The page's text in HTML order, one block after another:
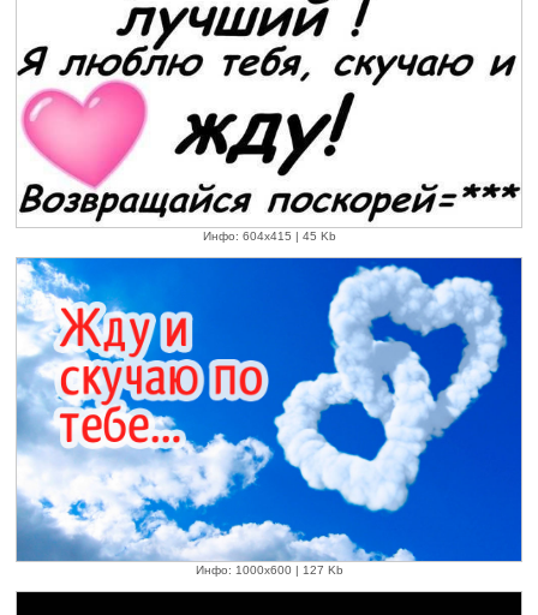
Инфо: 604х415 | 45 Kb
Инфо: 1000х600 | 127 Kb